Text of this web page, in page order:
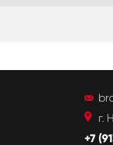
г.
+7